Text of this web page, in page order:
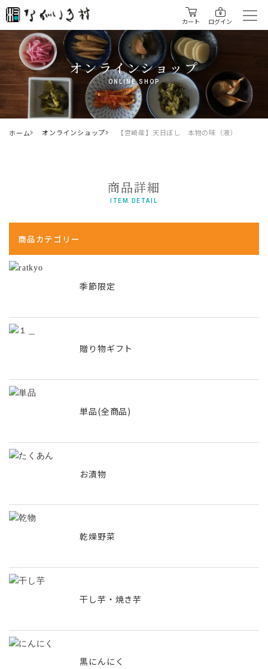
カート ログイン
オンラインショップ
ONLINE SHOP
ホーム オンラインショップ 【宮崎産】天日ぼし 本物の味（液）
商品詳細
ITEM DETAIL
商品カテゴリー
季節限定
贈り物ギフト
単品(全商品)
お漬物
乾燥野菜
干し芋・焼き芋
黒にんにく